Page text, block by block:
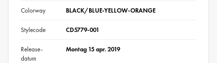
Colorway BLACK/BLUE-YELLOW-ORANGE
Stylecode CD5779-001
Release-
datum
Montag 15 apr. 2019